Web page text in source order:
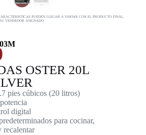
PUEDEN LLEGAR A VARIAR CON EL PRODUCTO FINAL,
VENDEDOR ASIGNADO
OSTER 20L
pies cúbicos (20 litros)
digital
para cocinar,
recalentar